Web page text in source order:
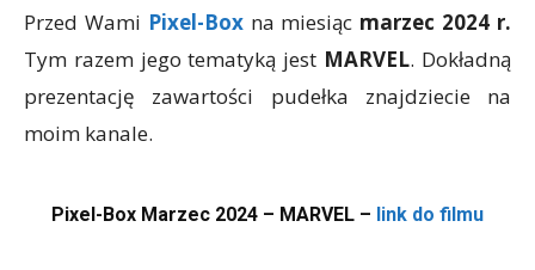
Przed Wami Pixel-Boxna miesiąc marzec 2024 r.
Tym razem jego tematyką jest MARVEL. Dokładną
prezentację zawartości pudełka znajdziecie na
moim kanale.
Pixel-Box Marzec 2024 – MARVEL – link do filmu